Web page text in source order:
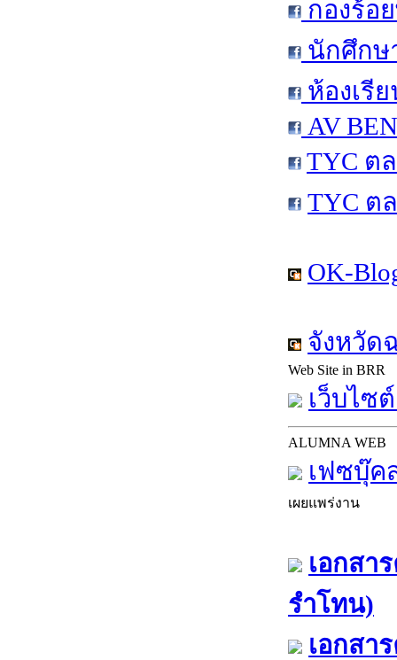
กองร้อ
นักศึกษ
ห้องเรี
AV
TYC ต
TYC ต
OK-
จังหวัด
Web Site in BRR
เว็บไซ
ALUMNA WEB
เฟซบุ๊ค
เผยแพร่งาน
เอกสา
รำโทน)
เอกสา